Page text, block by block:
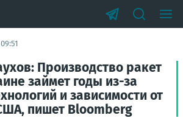
Производство ракет
займет годы из-за
и зависимости от
пишет Bloomberg